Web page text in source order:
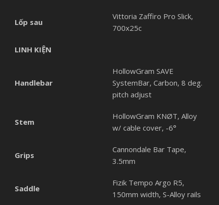
Lốp sau
Vittoria Zaffiro Pro Slick,
700x25c
LINH KIỆN
Handlebar
HollowGram SAVE
SystemBar, Carbon, 8 deg.
pitch adjust
Stem
HollowGram KNØT, Alloy
w/ cable cover, -6°
Grips
Cannondale Bar Tape,
3.5mm
Saddle
Fizik Tempo Argo R5,
150mm width, S-Alloy rails